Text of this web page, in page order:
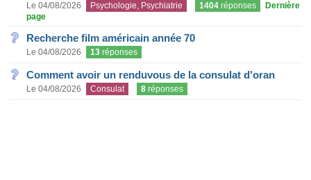
Le 04/08/2026 Psychologie, Psychiatrie 1404 réponses
Dernière
page
Recherche film américain année 70
Le 04/08/2026 13 réponses
Comment avoir un renduvous de la consulat d'oran
Le 04/08/2026 Consulat 8 réponses